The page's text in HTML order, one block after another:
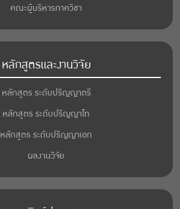
คณะผู้บริหารภาควิชา
หลักสูตรและงานวิจัย
หลักสูตร ระดับปริญญาตรี
หลักสูตร ระดับปริญญาโท
หลักสูตร ระดับปริญญาเอก
ผลงานวิจัย